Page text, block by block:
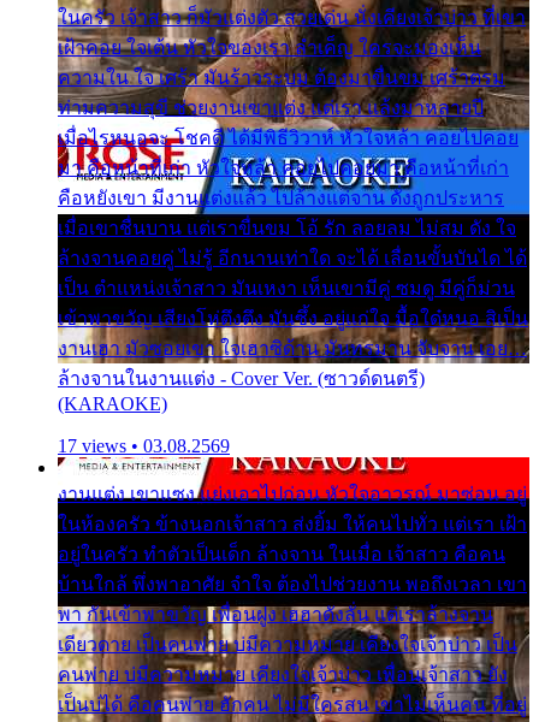
ในครัว เจ้าสาว ก็มัวแต่งตัว สวยเด่น นั่งเคียงเจ้าบ่าว ที่เขา
เฝ้าคอย ใจเต้น หัวใจของเรา ลำเค็ญ ใครจะมองเห็น
ความใน ใจ เศร้า มันร้าวระบม ต้องมาขื่นขม เศร้าตรม
ท่ามความสุขี ช่วยงานเขาแต่ง แต่เรา แล้งมาหลายปี
เมื่อไรหนอจะ โชคดี ได้มีพิธีวิวาห์ หัวใจหล้า คอยไปคอย
มา คือหน้าที่เก่า หัวใจหล้า คอยไปคอยมา คือหน้าที่เก่า
คือหยังเขา มีงานแต่งแล้ว ไปล้างแต่จาน ดั่งถูกประหาร
เมื่อเขาชื่นบาน แต่เราขื่นขม โอ้ รัก ลอยลม ไม่สม ดัง ใจ
ล้างจานคอยคู่ ไม่รู้ อีกนานเท่าใด จะได้ เลื่อนขั้นบันได ได้
เป็น ตำแหน่งเจ้าสาว มันเหงา เห็นเขามีคู่ ซมดู มีคู่ก็ม่วน
เข้าพาขวัญ เสียงโห่ตึงตึง มันซึ้ง อยู่แก่ใจ มื้อใด๋หนอ สิเป็น
งานเฮา มัวซอยเขา ใจเฮาซิด้าน มันทรมาน จับจาน เอย…
ล้างจานในงานแต่ง - Cover Ver. (ซาวด์ดนตรี)
(KARAOKE)
17 views • 03.08.2569
งานแต่ง เขาแซง แย่งเอาไปก่อน หัวใจอาวรณ์ มาซ่อน อยู่
ในห้องครัว ข้างนอกเจ้าสาว ส่งยิ้ม ให้คนไปทั่ว แต่เรา เฝ้า
อยู่ในครัว ทำตัวเป็นเด็ก ล้างจาน ในเมื่อ เจ้าสาว คือคน
บ้านใกล้ พึ่งพาอาศัย จำใจ ต้องไปช่วยงาน พอถึงเวลา เขา
พา กันเข้าพาขวัญ เพื่อนฝูง เฮฮาดังลั่น แต่เราล้างจาน
เดียวดาย เป็นคนพ่าย บ่มีความหมาย เคียงใจเจ้าบ่าว เป็น
คนพ่าย บ่มีความหมาย เคียงใจเจ้าบ่าว เพื่อนเจ้าสาว ยัง
เป็นบ่ได้ คือคนพ่าย ฮักคน ไม่มีใครสน เขาไม่เห็นคน ที่อยู่